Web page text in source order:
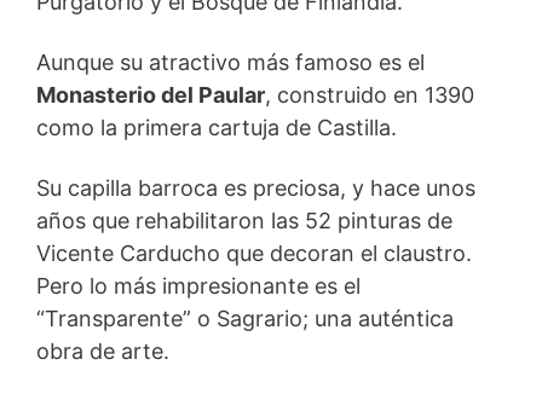
Aunque su atractivo más famoso es el
Monasterio del Paular, construido en 1390
como la primera cartuja de Castilla.
Su capilla barroca es preciosa, y hace unos
años que rehabilitaron las 52 pinturas de
Vicente Carducho que decoran el claustro.
Pero lo más impresionante es el
“Transparente” o Sagrario; una auténtica
obra de arte.